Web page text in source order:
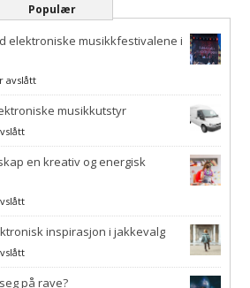
Populær
elektroniske musikkfestivalene i
avslåttpå
De
beste
musikkfestivalene
musikkutstyr
på
Hvordan
frakte
musikkutstyr
en kreativ og energisk
på
Lysshow
i
en
inspirasjon i jakkevalg
på
Barnas
musikkstil:
på rave?